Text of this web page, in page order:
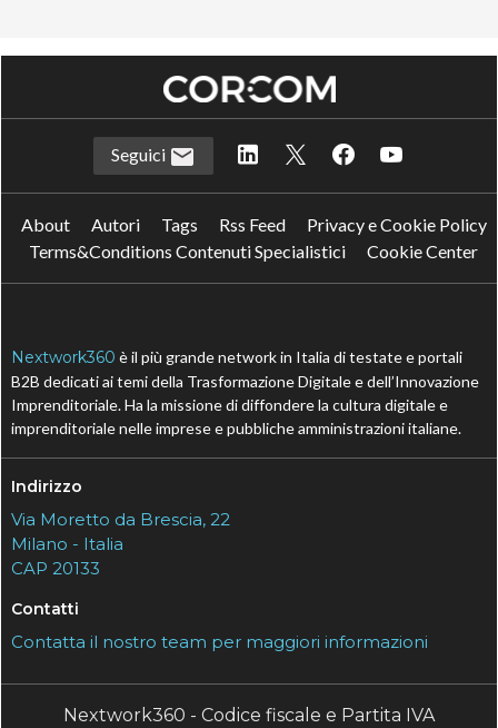
Seguici
About Autori Tags Rss Feed
Privacy e Cookie Policy
Terms&Conditions Contenuti Specialistici
Cookie Center
Nextwork360 è il più grande network in Italia di testate e portali
B2B dedicati ai temi della Trasformazione Digitale e dell’Innovazione
Imprenditoriale. Ha la missione di diffondere la cultura digitale e
imprenditoriale nelle imprese e pubbliche amministrazioni italiane.
Indirizzo
Via Moretto da Brescia, 22
Milano - Italia
CAP 20133
Contatti
Contatta il nostro team per maggiori informazioni
Nextwork360 - Codice fiscale e Partita IVA